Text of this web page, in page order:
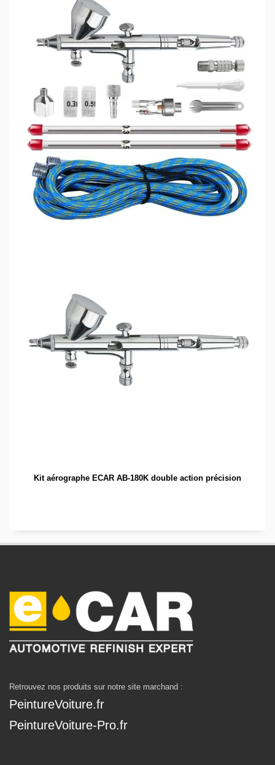
Kit aérographe ECAR AB-180K double action précision
Retrouvez nos produits sur notre site marchand :
PeintureVoiture.fr
PeintureVoiture-Pro.fr